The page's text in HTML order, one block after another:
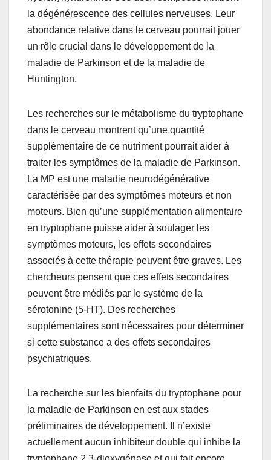
la dégénérescence des cellules nerveuses. Leur
abondance relative dans le cerveau pourrait jouer
un rôle crucial dans le développement de la
maladie de Parkinson et de la maladie de
Huntington.
Les recherches sur le métabolisme du tryptophane
dans le cerveau montrent qu’une quantité
supplémentaire de ce nutriment pourrait aider à
traiter les symptômes de la maladie de Parkinson.
La MP est une maladie neurodégénérative
caractérisée par des symptômes moteurs et non
moteurs. Bien qu’une supplémentation alimentaire
en tryptophane puisse aider à soulager les
symptômes moteurs, les effets secondaires
associés à cette thérapie peuvent être graves. Les
chercheurs pensent que ces effets secondaires
peuvent être médiés par le système de la
sérotonine (5-HT). Des recherches
supplémentaires sont nécessaires pour déterminer
si cette substance a des effets secondaires
psychiatriques.
La recherche sur les bienfaits du tryptophane pour
la maladie de Parkinson en est aux stades
préliminaires de développement. Il n’existe
actuellement aucun inhibiteur double qui inhibe la